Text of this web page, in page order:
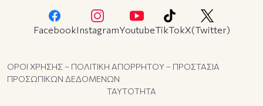
FacebookInstagramYoutubeTikTokX(Twitter)
ΟΡΟΙ ΧΡΗΣΗΣ – ΠΟΛΙΤΙΚΗ ΑΠΟΡΡΗΤΟΥ – ΠΡΟΣΤΑΣΙΑ
ΠΡΟΣΩΠΙΚΩΝ ΔΕΔΟΜΕΝΩΝ
ΤΑΥΤΟΤΗΤΑ